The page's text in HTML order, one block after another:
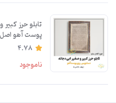
تابلو حرز
پوست آهو اصل
4.78
ناموجود